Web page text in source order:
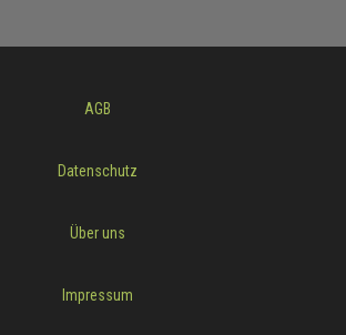
AGB
Datenschutz
Über uns
Impressum